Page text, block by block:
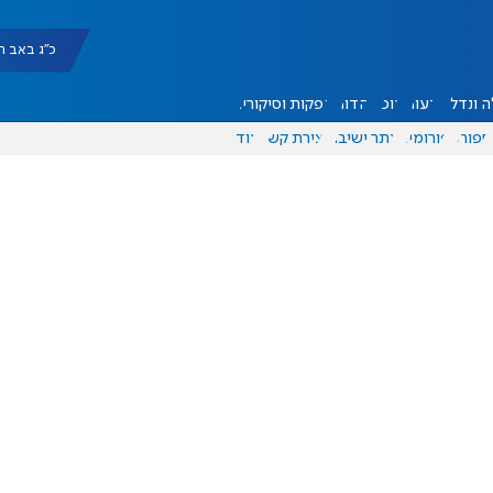
כ"ג באב תשפ"ו
ונדל"ן דעות אוכל יהדות הפקות וסיקורים
ספורט פורומים אתר ישיבה יצירת קשר עוד